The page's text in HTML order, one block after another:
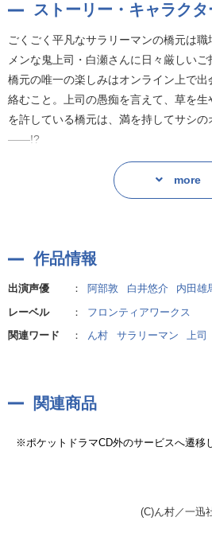
ストーリー・キャラク
ごくごく平凡なサラリーマンの橋元は
メンな鬼上司・白瀬さんに日々厳しい
橋元の唯一の楽しみはオンライン上で出
絡むこと。上司の愚痴を言えて、草を
を許している橋元は、満を持してサシ
――!?
橋元:阿部 敦、白瀬:白井悠介、熊田:内
more
作品情報
出演声優 ： 阿部敦 白井悠介
内田雄
レーベル
：
フロンティアワークス
関連ワード
： ん村 サラリーマン 上司
関連商品
※ポケットドラマCD外のサービスへ遷移
(C)ん村／一迅